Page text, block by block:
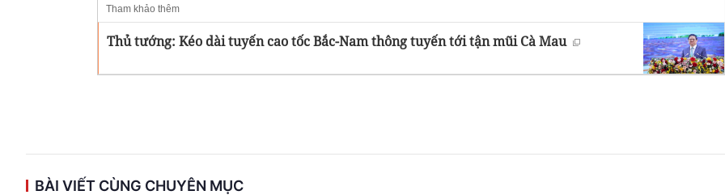
Tham khảo thêm
Thủ tướng: Kéo dài tuyến cao tốc Bắc-Nam thông tuyến tới tận mũi Cà Mau
BÀI VIẾT CÙNG CHUYÊN MỤC